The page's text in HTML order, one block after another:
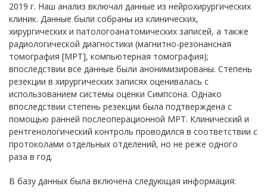
2019 г. Наш анализ включал данные из нейрохирургических
клиник. Данные были собраны из клинических,
хирургических и патологоанатомических записей, а также
радиологической диагностики (магнитно-резонансная
томография [МРТ], компьютерная томография);
впоследствии все данные были анонимизированы. Степень
резекции в хирургических записях оценивалась с
использованием системы оценки Симпсона. Однако
впоследствии степень резекции была подтверждена с
помощью ранней послеоперационной МРТ. Клинический и
рентгенологический контроль проводился в соответствии с
протоколами отдельных отделений, но не реже одного
раза в год.
В базу данных была включена следующая информация: